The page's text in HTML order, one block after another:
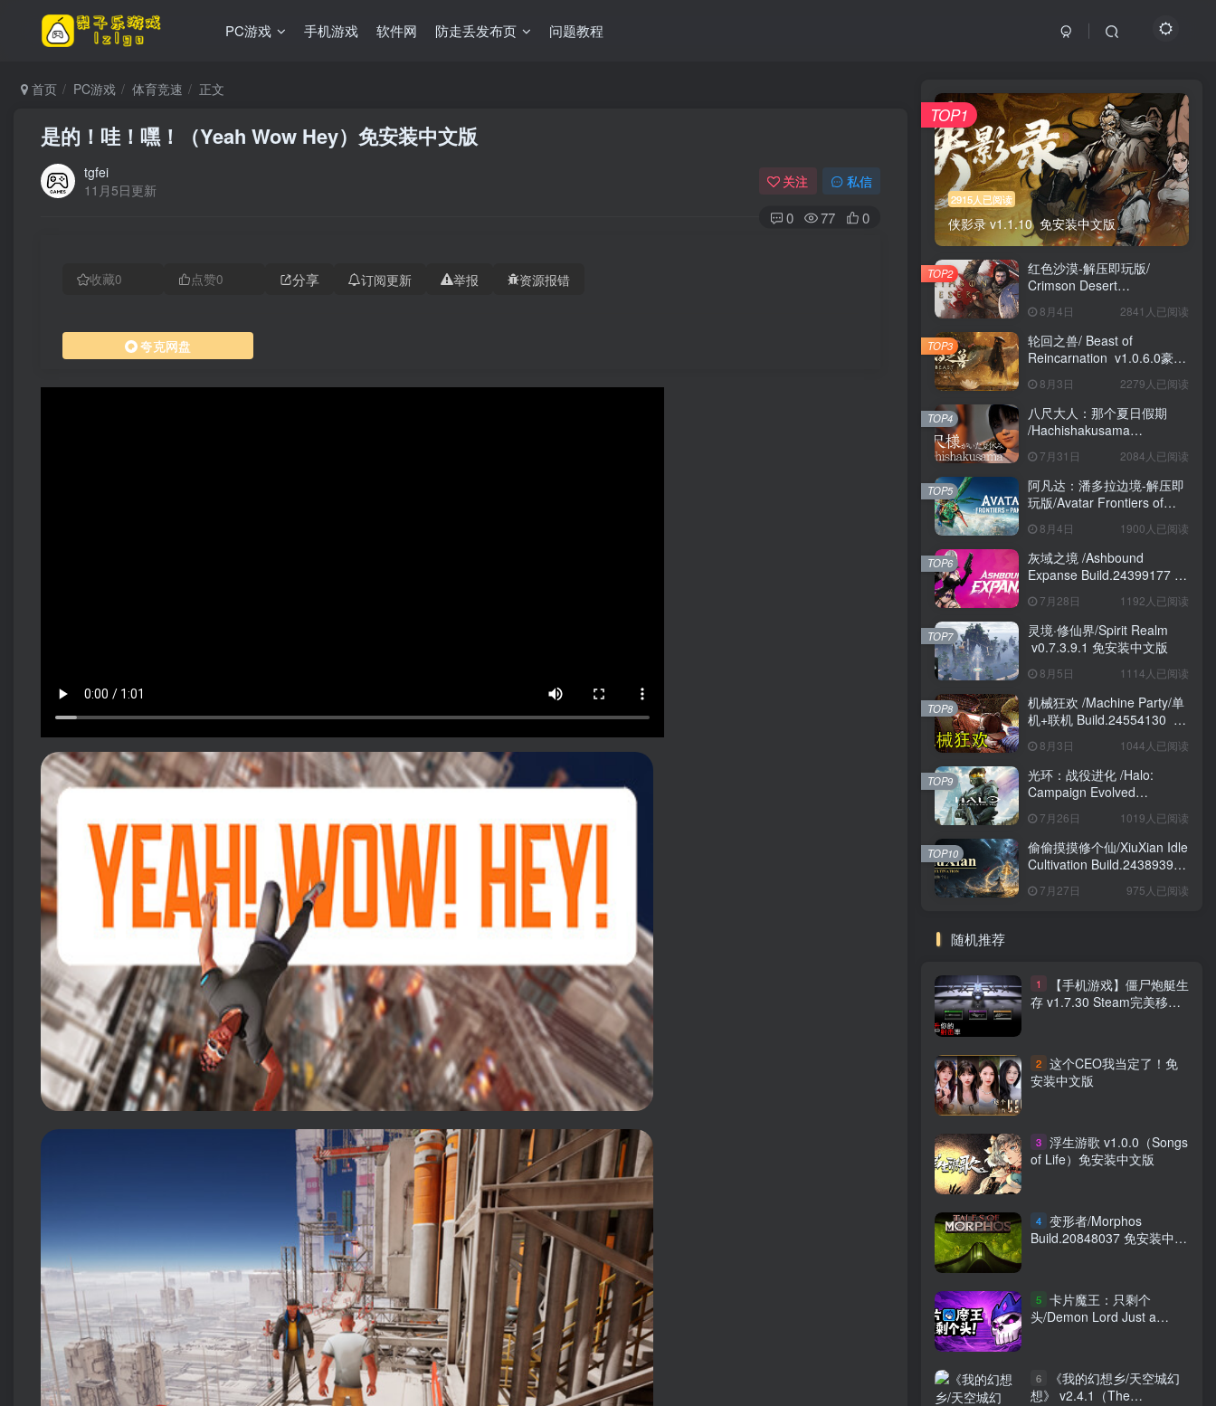
PC游戏 手机游戏 软件网 防走丢发布页 问题教程
首页 PC游戏 体育竞速 正文
是的！哇！嘿！（Yeah Wow Hey）免安装中文版
tgfei
11月5日更新
关注 私信
0 77 0
收藏0 点赞0 分享 订阅更新 举报 资源报错
夸克网盘
2915人已阅读
侠影录 v1.1.10 免安装中文版
TOP1
红色沙漠-解压即玩版/
Crimson Desert
安装中文版
8月4日 2841人已阅读
TOP2
轮回之兽/ Beast of
Reincarnation v1.0.6.0豪华
8月3日 2279人已阅读
TOP3
八尺大人：那个夏日假期
/Hachishakusama
版 7月31日 2084人已阅读
TOP4
阿凡达：潘多拉边境-解压即
玩版/Avatar Frontiers of
安装中文版
8月4日 1900人已阅读
TOP5
灰域之境 /Ashbound
Expanse Build.24399177 免
7月28日 1192人已阅读
TOP6
灵境·修仙界/Spirit Realm
v0.7.3.9.1 免安装中文版
8月5日 1114人已阅读
TOP7
机械狂欢 /Machine Party/单
机+联机 Build.24554130 免
8月3日 1044人已阅读
TOP8
光环：战役进化 /Halo:
Campaign Evolved
版 7月26日 1019人已阅读
TOP9
偷偷摸摸修个仙/XiuXian Idle
Cultivation Build.24389399
7月27日 975人已阅读
TOP10
随机推荐
1
【手机游戏】僵尸炮艇生
存 v1.7.30 Steam完美移植
2 这个CEO我当定了！免
安装中文版
3 浮生游歌 v1.0.0（Songs
of Life）免安装中文版
4 变形者/Morphos
Build.20848037 免安装中文
5 卡片魔王：只剩个
头/Demon Lord Just a
6
《我的幻想乡/天空城幻
想》 v2.4.1（The